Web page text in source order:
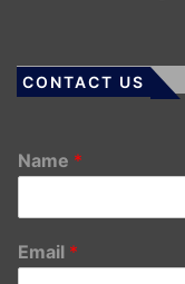
CONTACT US
Name *
Email *